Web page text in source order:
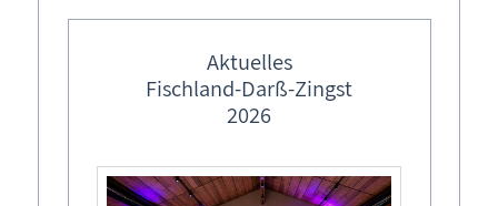
Tel.: 0721-706 703
Aktuelles
Fischland-Darß-Zingst
2026